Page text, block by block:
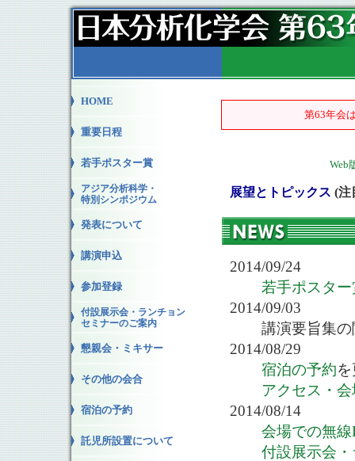
HOME
重要日程
若手ポスター賞
アジア分析科学・
特別シンポジウム
発表について
講演申込
参加登録
付設展示会・ランチョン
セミナーのご案内
懇親会・ミキサー
その他の会合
宿泊の予約
託児所設置について
第63年会
Web
展望とトピックス (注
2014/09/24
若手ポスタ
2014/09/03
講演要旨集
2014/08/29
宿泊の予約
アクセス・
2014/08/14
会場での無
付設展示会